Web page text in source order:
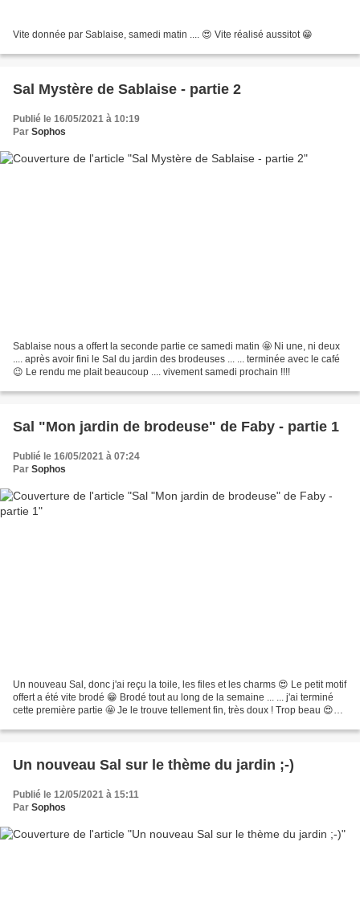
Vite donnée par Sablaise, samedi matin .... 😍 Vite réalisé aussitot 😁
Sal Mystère de Sablaise - partie 2
Publié le 16/05/2021 à 10:19
Par Sophos
Sablaise nous a offert la seconde partie ce samedi matin 🤩 Ni une, ni deux
.... après avoir fini le Sal du jardin des brodeuses ... ... terminée avec le café
😉 Le rendu me plait beaucoup .... vivement samedi prochain !!!!
Sal "Mon jardin de brodeuse" de Faby - partie 1
Publié le 16/05/2021 à 07:24
Par Sophos
Un nouveau Sal, donc j'ai reçu la toile, les files et les charms 😍 Le petit motif
offert a été vite brodé 😁 Brodé tout au long de la semaine ... ... j'ai terminé
cette première partie 🤩 Je le trouve tellement fin, très doux ! Trop beau 😍
Un nouveau Sal sur le thème du jardin ;-)
Publié le 12/05/2021 à 15:11
Par Sophos